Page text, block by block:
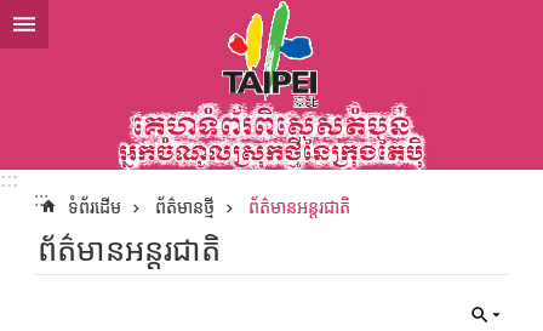
ទៅកាន់មាតិកាប្លុកមាតិកាសំខាន់
:::
:::
ទំព័រដើម ព័ត៌មានថ្មី ព័ត៌មានអន្ដរជាតិ
ព័ត៌មានអន្ដរជាតិ